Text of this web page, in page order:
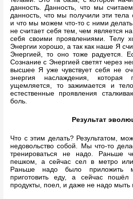
данность. Данность, что мы
данность, что мы получили эти
и что мы можем что-то с ними
не считает себя тем, чем является
себя своими проявлениями. Телу
Энергии хорошо, а так как наше Я
Энергией, то оно тоже радуется.
Сознание с Энергией светят через
высшее Я уже чувствует себя не
энергия наслаждения, которая
ущемляется, то зажимается и
естественные проявления
боль.
Результат
Что с этим делать? Результатом,
недовольство собой. Мы что-то
тренироваться не надо. Раньше
пешком, а сейчас сел в метро
Раньше надо было приложить
приготовить еду, а сейчас пошёл
продукты, поел, и даже не надо мыть